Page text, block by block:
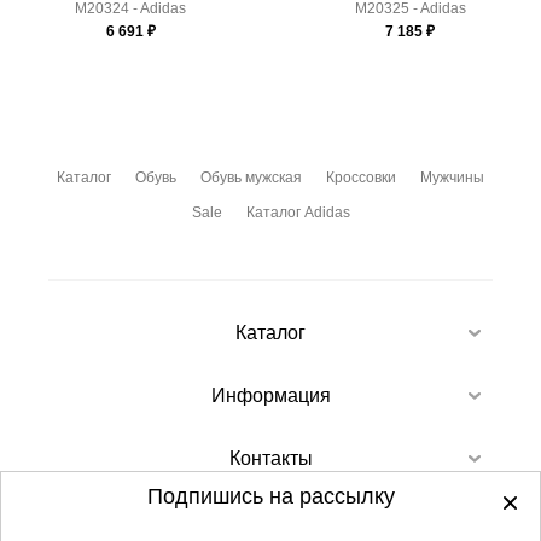
M20324 - Adidas
6 691₽
M20325 - Adidas
7 185 ₽
Каталог Обувь Обувь мужская Кроссовки Мужчины
Sale Каталог Adidas
Каталог
Информация
Контакты
Подпишись на рассылку